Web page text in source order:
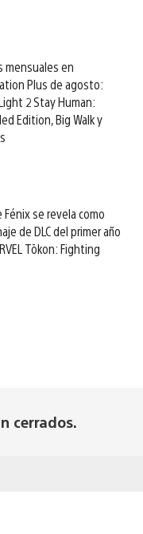
mensuales en
Plus de agosto:
2 Stay Human:
Edition, Big Walk y
Fénix se revela como
de DLC del primer año
Tōkon: Fighting
cerrados.